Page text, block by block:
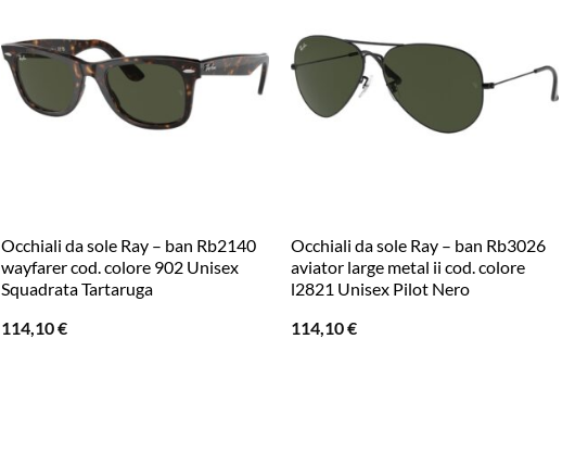
Occhiali da sole Ray – ban Rb2140
wayfarer cod. colore 902 Unisex
Squadrata Tartaruga
114,10€
Occhiali da sole Ray – ban Rb3026
aviator large metal ii cod. colore
l2821 Unisex Pilot Nero
114,10€